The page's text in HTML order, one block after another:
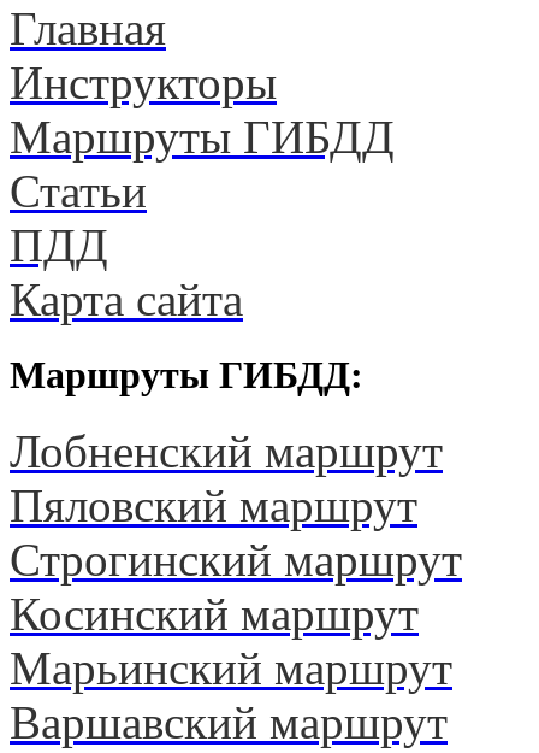
Главная
Инструкторы
Маршруты ГИБДД
Статьи
ПДД
Карта сайта
Маршруты ГИБДД:
Лобненский маршрут
Пяловский маршрут
Строгинский маршрут
Косинский маршрут
Марьинский маршрут
Варшавский маршрут